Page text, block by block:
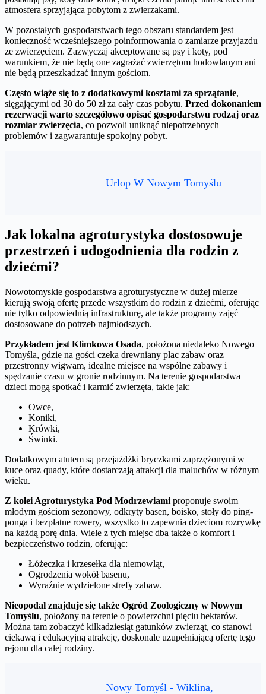
atmosfera sprzyjająca pobytom z zwierzakami.
W pozostałych gospodarstwach tego obszaru standardem jest
konieczność wcześniejszego poinformowania o zamiarze przyjazdu
ze zwierzęciem. Zazwyczaj akceptowane są psy i koty, pod
warunkiem, że nie będą one zagrażać zwierzętom hodowlanym ani
nie będą przeszkadzać innym gościom.
Często wiąże się to z dodatkowymi kosztami za sprzątanie,
sięgającymi od 30 do 50 zł za cały czas pobytu. Przed dokonaniem
rezerwacji warto szczegółowo opisać gospodarstwu rodzaj oraz
rozmiar zwierzęcia, co pozwoli uniknąć niepotrzebnych
problemów i zagwarantuje spokojny pobyt.
Urlop W Nowym Tomyślu
Jak lokalna agroturystyka dostosowuje
przestrzeń i udogodnienia dla rodzin z
dziećmi?
Nowotomyskie gospodarstwa agroturystyczne w dużej mierze
kierują swoją ofertę przede wszystkim do rodzin z dziećmi, oferując
nie tylko odpowiednią infrastrukturę, ale także programy zajęć
dostosowane do potrzeb najmłodszych.
Przykładem jest Klimkowa Osada, położona niedaleko Nowego
Tomyśla, gdzie na gości czeka drewniany plac zabaw oraz
przestronny wigwam, idealne miejsce na wspólne zabawy i
spędzanie czasu w gronie rodzinnym. Na terenie gospodarstwa
dzieci mogą spotkać i karmić zwierzęta, takie jak:
Owce,
Koniki,
Krówki,
Świnki.
Dodatkowym atutem są przejażdżki bryczkami zaprzężonymi w
kuce oraz quady, które dostarczają atrakcji dla maluchów w różnym
wieku.
Z kolei Agroturystyka Pod Modrzewiami proponuje swoim
młodym gościom sezonowy, odkryty basen, boisko, stoły do ping-
ponga i bezpłatne rowery, wszystko to zapewnia dzieciom rozrywkę
na każdą porę dnia. Wiele z tych miejsc dba także o komfort i
bezpieczeństwo rodzin, oferując:
Łóżeczka i krzesełka dla niemowląt,
Ogrodzenia wokół basenu,
Wyraźnie wydzielone strefy zabaw.
Nieopodal znajduje się także Ogród Zoologiczny w Nowym
Tomyślu, położony na terenie o powierzchni pięciu hektarów.
Można tam zobaczyć kilkadziesiąt gatunków zwierząt, co stanowi
ciekawą i edukacyjną atrakcję, doskonale uzupełniającą ofertę tego
rejonu dla całej rodziny.
Nowy Tomyśl - Wiklina,